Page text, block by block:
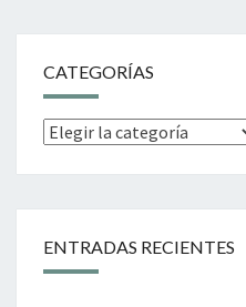
CATEGORÍAS
Categorías
ENTRADAS RECIENTES